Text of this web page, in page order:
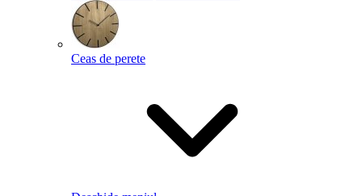
Ceas de perete